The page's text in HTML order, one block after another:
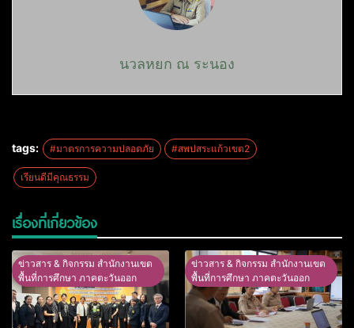
นวลหยก ณ ระนอง
tags: #มาตรการความปลอดภัย #สพปสระแก้วเขต2
เรียนดีมีคุณธรรม
เรื่องที่เกี่ยวข้อง
ข่าวสาร & กิจกรรม สำนักงานเขต
พื้นที่การศึกษา ภาคตะวันออก
ข่าวสาร & กิจกรรม สำนักงานเขต
พื้นที่การศึกษา ภาคตะวันออก